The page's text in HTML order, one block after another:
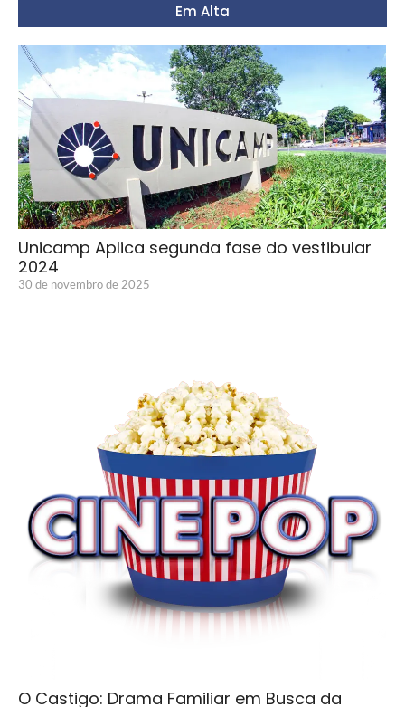
Em Alta
Unicamp Aplica segunda fase do vestibular
2024
30 de novembro de 2025
O Castigo: Drama Familiar em Busca da